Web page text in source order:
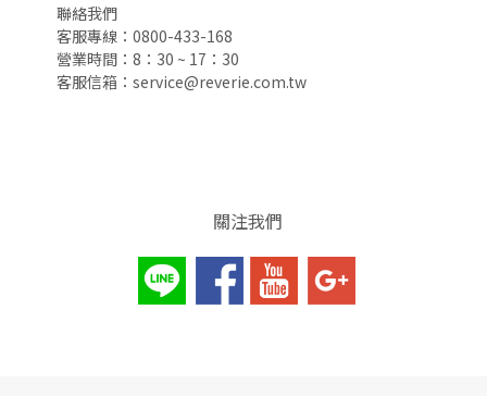
聯絡我們
客服專線：0800-433-168
營業時間：8：30 ~ 17：30
客服信箱：service@reverie.com.tw
關注我們